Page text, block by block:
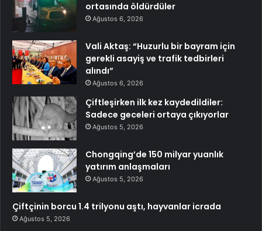
ortasında öldürdüler
Ağustos 6, 2026
Vali Aktaş: “Huzurlu bir bayram için
gerekli asayiş ve trafik tedbirleri
alındı”
Ağustos 6, 2026
Çiftleşirken ilk kez kaydedildiler:
Sadece geceleri ortaya çıkıyorlar
Ağustos 5, 2026
Chongqing’de 150 milyar yuanlık
yatırım anlaşmaları
Ağustos 5, 2026
Çiftçinin borcu 1.4 trilyonu aştı, hayvanlar icrada
Ağustos 5, 2026